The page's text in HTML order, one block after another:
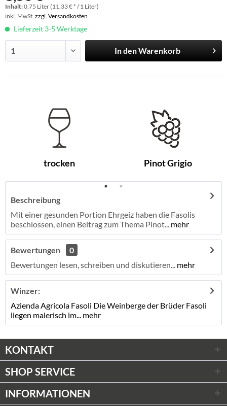
Inhalt:0.75 Liter (11,33 € * / 1 Liter)
inkl. MwSt. zzgl. Versandkosten
Lieferzeit 3-5 Werktage
In denWarenkorb
trocken Pinot Grigio
Beschreibung
Mit einer gesunden Portion Ehrgeiz haben die Fasolis
beschlossen, einen Beitrag zum Thema Pinot... mehr
Bewertungen
0
Bewertungen lesen, schreiben und diskutieren... mehr
Winzer:
Azienda Agricola Fasoli Die Weinberge der Brüder Fasoli
liegen malerisch im... mehr
KONTAKT
SHOP SERVICE
INFORMATIONEN